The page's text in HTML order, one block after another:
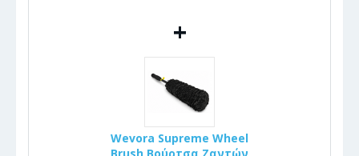
+
Wevora Supreme Wheel
Brush Βούρτσα Ζαντών